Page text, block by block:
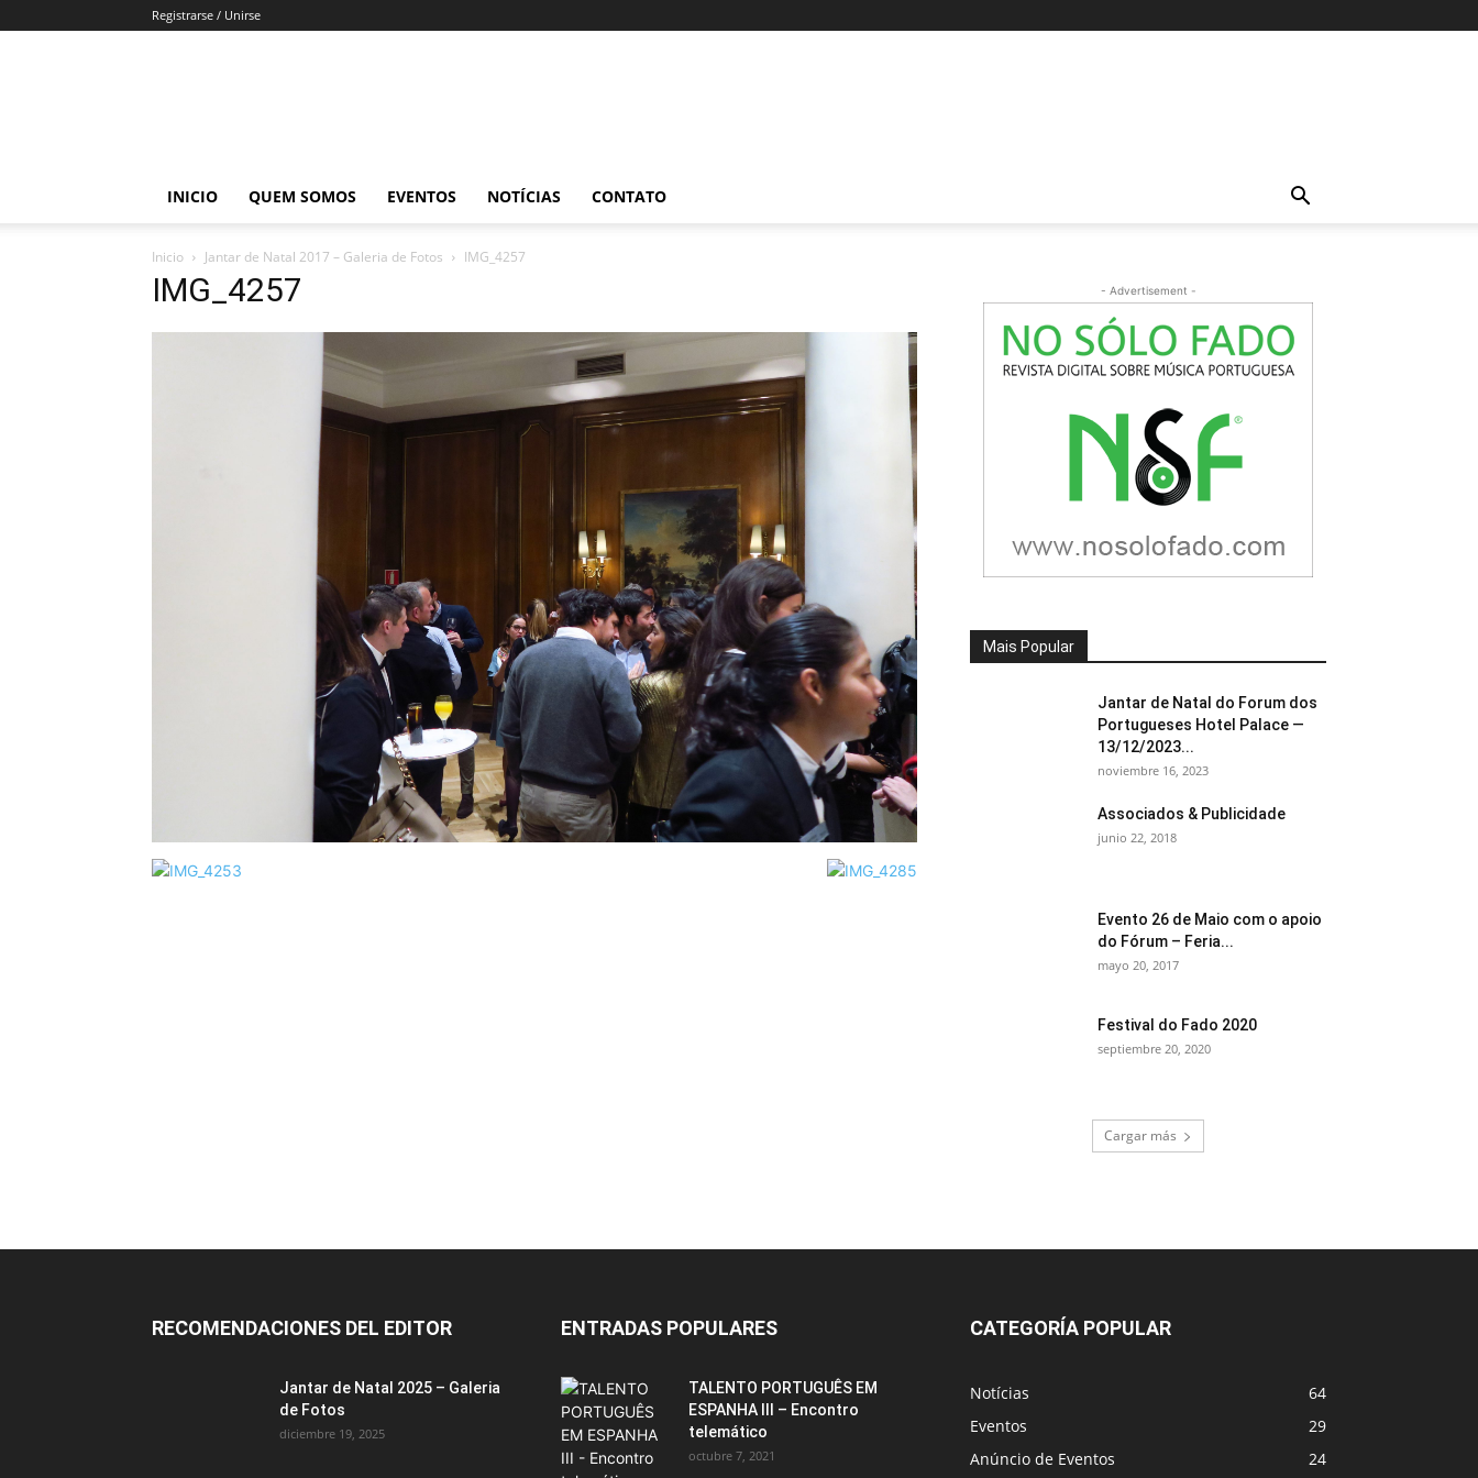
Registrarse / Unirse
INICIO QUEM SOMOS EVENTOS NOTÍCIAS CONTATO
Inicio Jantar de Natal 2017 – Galeria de Fotos IMG_4257
IMG_4257 - Advertisement -
Mais Popular
Jantar de Natal do Forum dos
Portugueses Hotel Palace —
13/12/2023...
noviembre 16, 2023
Associados & Publicidade
junio 22, 2018
Evento 26 de Maio com o apoio
do Fórum – Feria...
mayo 20, 2017
Festival do Fado 2020
septiembre 20, 2020
Cargar más
RECOMENDACIONES DEL EDITOR
Jantar de Natal 2025 – Galeria
de Fotos
diciembre 19, 2025
ENTRADAS POPULARES
TALENTO PORTUGUÊS EM
ESPANHA III – Encontro
telemático
octubre 7, 2021
CATEGORÍA POPULAR
Notícias
64
Eventos
29
Anúncio de Eventos
24